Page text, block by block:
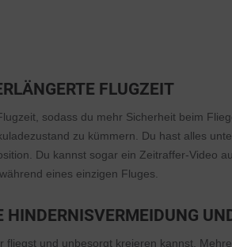
FLUGZEIT
sodass du mehr Sicherheit beim
zu kümmern. Du hast alles
Du kannst sogar ein Zeitraffer-Video
während eines einzigen Fluges.
HINDERNISVERMEIDUNG
fliegst und unbesorgt kreieren kannst.